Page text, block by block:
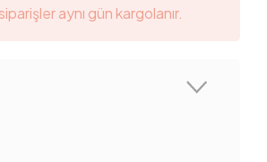
aynı gün kargolanır.